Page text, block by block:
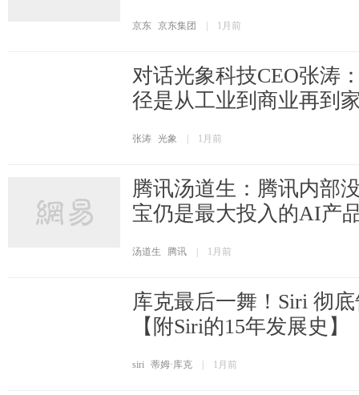
京东 京东集团 1月前
对话光象科技CEO张涛
径是从工业到商业再到
张涛 光象 1月前
腾讯汤道生：腾讯内部
宝仍是最大投入的AI产
汤道生 腾讯 1月前
库克最后一舞！Siri 彻
【附Siri的15年发展史】
siri 蒂姆·库克 1月前